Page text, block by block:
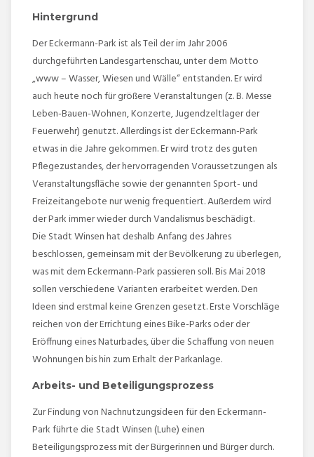
Hintergrund
Der Eckermann-Park ist als Teil der im Jahr 2006
durchgeführten Landesgartenschau, unter dem Motto
„www – Wasser, Wiesen und Wälle“ entstanden. Er wird
auch heute noch für größere Veranstaltungen (z. B. Messe
Leben-Bauen-Wohnen, Konzerte, Jugendzeltlager der
Feuerwehr) genutzt. Allerdings ist der Eckermann-Park
etwas in die Jahre gekommen. Er wird trotz des guten
Pflegezustandes, der hervorragenden Voraussetzungen als
Veranstaltungsfläche sowie der genannten Sport- und
Freizeitangebote nur wenig frequentiert. Außerdem wird
der Park immer wieder durch Vandalismus beschädigt.
Die Stadt Winsen hat deshalb Anfang des Jahres
beschlossen, gemeinsam mit der Bevölkerung zu überlegen,
was mit dem Eckermann-Park passieren soll. Bis Mai 2018
sollen verschiedene Varianten erarbeitet werden. Den
Ideen sind erstmal keine Grenzen gesetzt. Erste Vorschläge
reichen von der Errichtung eines Bike-Parks oder der
Eröffnung eines Naturbades, über die Schaffung von neuen
Wohnungen bis hin zum Erhalt der Parkanlage.
Arbeits- und Beteiligungsprozess
Zur Findung von Nachnutzungsideen für den Eckermann-
Park führte die Stadt Winsen (Luhe) einen
Beteiligungsprozess mit der Bürgerinnen und Bürger durch.